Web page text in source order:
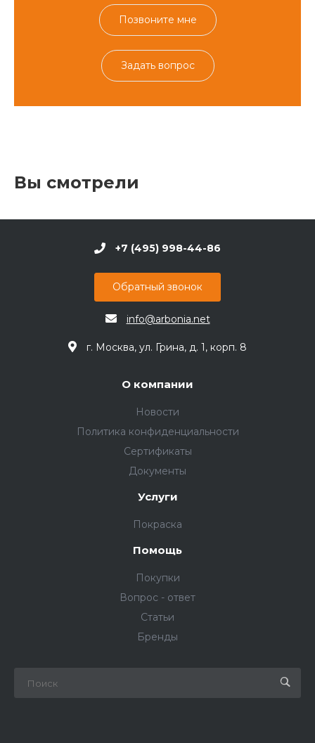
Позвоните мне
Задать вопрос
Вы смотрели
+7 (495) 998-44-86
Обратный звонок
info@arbonia.net
г. Москва, ул. Грина, д. 1, корп. 8
О компании
Новости
Политика конфиденциальности
Сертификаты
Документы
Услуги
Покраска
Помощь
Покупки
Вопрос - ответ
Статьи
Бренды